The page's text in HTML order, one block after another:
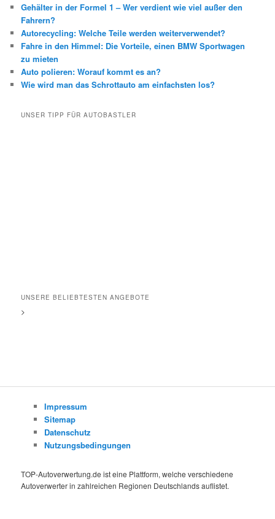
Gehälter in der Formel 1 – Wer verdient wie viel außer den
Fahrern?
Autorecycling: Welche Teile werden weiterverwendet?
Fahre in den Himmel: Die Vorteile, einen BMW Sportwagen
zu mieten
Auto polieren: Worauf kommt es an?
Wie wird man das Schrottauto am einfachsten los?
UNSER TIPP FÜR AUTOBASTLER
UNSERE BELIEBTESTEN ANGEBOTE
>
Impressum
Sitemap
Datenschutz
Nutzungsbedingungen
TOP-Autoverwertung.de ist eine Plattform, welche verschiedene
Autoverwerter in zahlreichen Regionen Deutschlands auflistet.